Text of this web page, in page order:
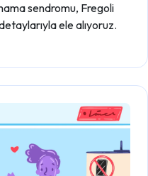
sendromu, Fregoli
ele alıyoruz.